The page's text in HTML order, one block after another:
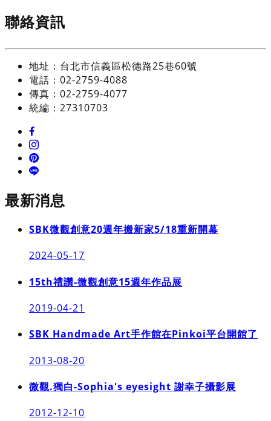
聯絡資訊
地址：台北市信義區松德路25巷60號
電話：02-2759-4088
傳真：02-2759-4077
統編：27310703
最新消息
SBK微觀創意20週年搬新家5/18重新開幕
2024-05-17
15th禮讚-微觀創意15週年作品展
2019-04-21
SBK Handmade Art手作館在Pinkoi平台開館了
2013-08-20
微觀.獨白-Sophia's eyesight 謝幸子攝影展
2012-12-10